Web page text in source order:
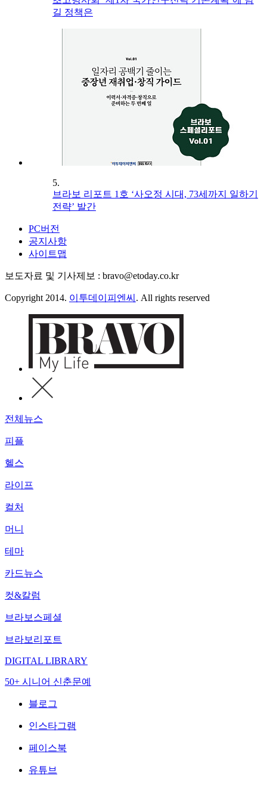
길 정책은
5.
브라보 리포트 1호 ‘사오정 시대, 73세까지 일하기
전략’ 발간
PC버전
공지사항
사이트맵
보도자료 및 기사제보 : bravo@etoday.co.kr
Copyright 2014. 이투데이피엔씨 . All rights reserved
전체뉴스
피플
헬스
라이프
컬처
머니
테마
카드뉴스
컷&칼럼
브라보스페셜
브라보리포트
DIGITAL LIBRARY
50+ 시니어 신춘문예
블로그
인스타그램
페이스북
유튜브